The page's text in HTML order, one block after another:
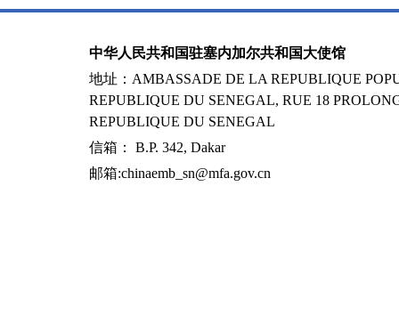
中华人民共和国驻塞内加尔共和国大使馆
地址：AMBASSADE DE LA REPUBLIQUE
REPUBLIQUE DU SENEGAL, RUE 18
REPUBLIQUE DU SENEGAL
信箱： B.P. 342, Dakar
邮箱:chinaemb_sn@mfa.gov.cn